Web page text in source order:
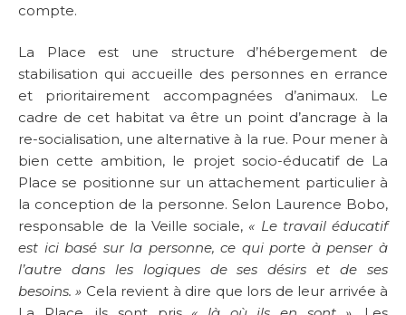
compte.
La Place est une structure d’hébergement de
stabilisation qui accueille des personnes en errance
et prioritairement accompagnées d’animaux. Le
cadre de cet habitat va être un point d’ancrage à la
re-socialisation, une alternative à la rue. Pour mener à
bien cette ambition, le projet socio-éducatif de La
Place se positionne sur un attachement particulier à
la conception de la personne. Selon Laurence Bobo,
responsable de la Veille sociale, « Le travail éducatif
est ici basé sur la personne, ce qui porte à penser à
l’autre dans les logiques de ses désirs et de ses
besoins. » Cela revient à dire que lors de leur arrivée à